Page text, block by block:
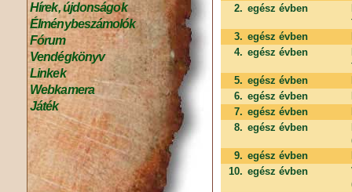
Hírek, újdonságok
Élménybeszámolók
Fórum
Vendégkönyv
Linkek
Webkamera
Játék
2. egész évben
3. egész évben
4. egész évben
5. egész évben
6. egész évben
7. egész évben
8. egész évben
9. egész évben
10. egész évben